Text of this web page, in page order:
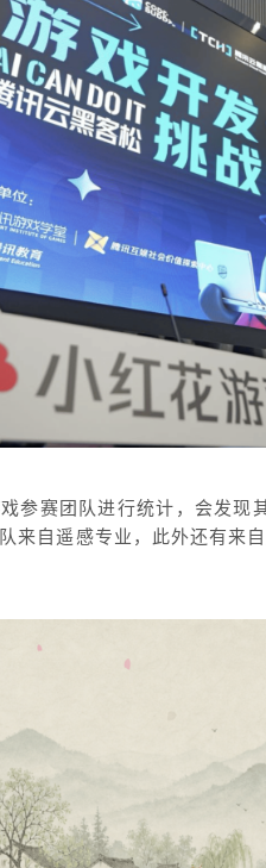
参赛团队进行统计，会发现
来自遥感专业，此外还有来